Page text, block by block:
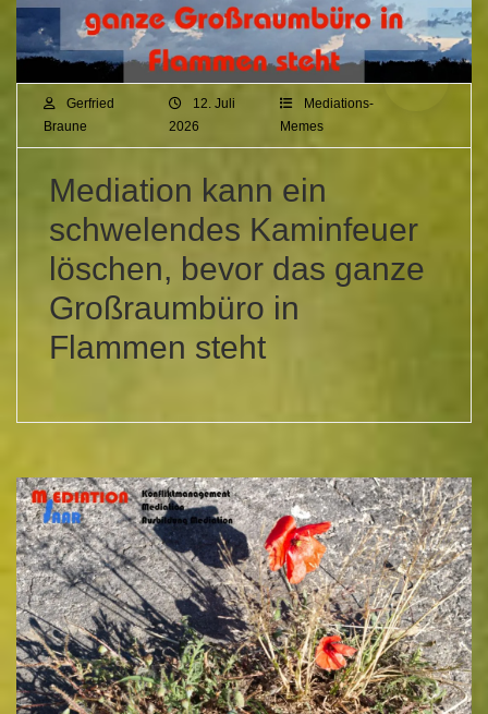
Gerfried
Braune
12. Juli
2026
Mediations-
Memes
Mediation kann ein
schwelendes Kaminfeuer
löschen, bevor das ganze
Großraumbüro in
Flammen steht